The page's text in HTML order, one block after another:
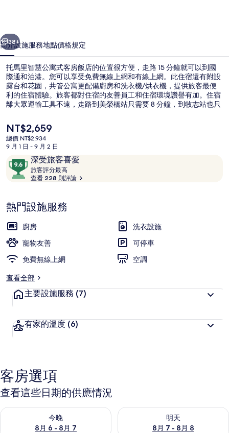
式
客
房
飯
店
的
相
集
個 下一個
38+
簡介設施服務地點價格規定
托馬里智慧公寓式客房飯店的位置很方便，走路 15 分鐘就可以到國
際通和泊港。您可以享受免費無線上網和有線上網。此住宿還有附設
露台和花園，共管公寓更配備廚房和洗衣機/烘衣機，提供旅客最便
利的住宿體驗。旅客都對住宿的友善員工和住宿環境讚譽有加。住宿
離大眾運輸工具不遠，走路到美榮橋站只需要 8 分鐘，到牧志站也只
目
前
的
格
是
NT$2,659
NT$2,659
總價 NT$2,934
9 月 1 日 - 9 月 2 日
評
論
深受旅客喜愛
9.6
分，
滿
10，
深
受
旅
客
喜
旅客評分最高
客
查看 228 則評論
熱門設施服務
廚房
洗衣設施
寵物友善
可停車
免費無線上網
空調
查看全部
主要設施服務 (7)
有家的溫度 (6)
客房選項
查看這些日期的供應情況
今晚
8月 6 - 8月 7
查看今晚 (8月 6 - 8月 7) 的供應情況
明天
8月 7 - 8月 8
查看明天 (8月 7 - 8月 8) 的供